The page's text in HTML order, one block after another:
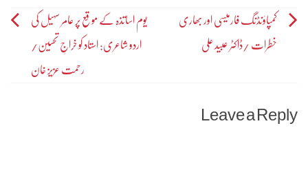
Post
navigation
کمپاؤنڈنگ فارمیسی اور بھاری
خطرات /ڈاکٹر عبید علی
یوم اساتذہ کے موقع پر عامر سہیل کی
اردو شاعری: استاد کو خراجِ تحسین/
رحمت عزیز خان
Leave a Reply